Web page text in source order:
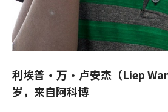
利埃普·万·卢安杰（Liep
岁，来自阿科博